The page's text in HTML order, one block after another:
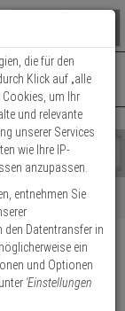
leer.
Fertig
- 14:00 Uhr
die für den
Klick auf „alle
Cookies, um Ihr
und relevante
unserer Services
wie Ihre IP-
anzupassen.
entnehmen Sie
den Datentransfer in
ein
und Optionen
'Einstellungen